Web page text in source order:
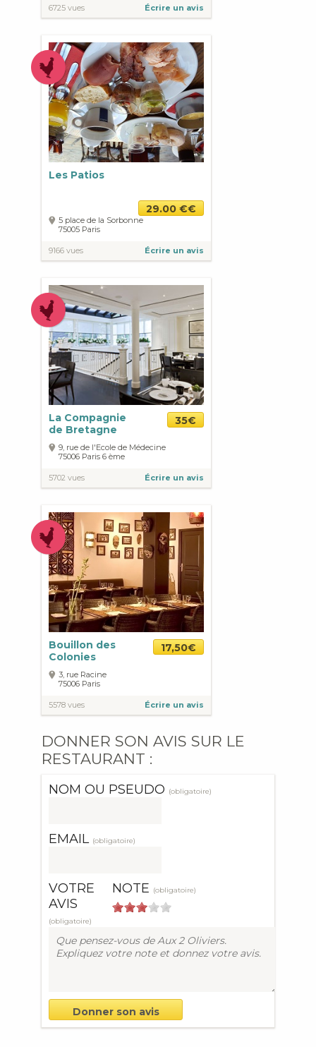
6725 vues Écrire un avis
Les Patios
29.00 €€
5 place de la Sorbonne
75005 Paris
9166 vues Écrire un avis
La Compagnie
de Bretagne
35€
9, rue de l'Ecole de Médecine
75006 Paris 6 ème
5702 vues Écrire un avis
Bouillon des
Colonies
17,50€
3, rue Racine
75006 Paris
5578 vues Écrire un avis
DONNER SON AVIS SUR LE
RESTAURANT :
NOM OU PSEUDO (obligatoire)
EMAIL (obligatoire)
NOTE (obligatoire)
VOTRE
AVIS
(obligatoire)